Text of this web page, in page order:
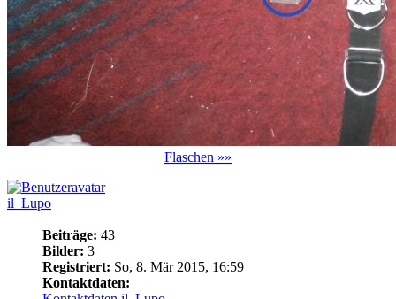
Flaschen »»
il_Lupo
Beiträge: 43
Bilder: 3
Registriert: So, 8. Mär 2015, 16:59
Kontaktdaten: